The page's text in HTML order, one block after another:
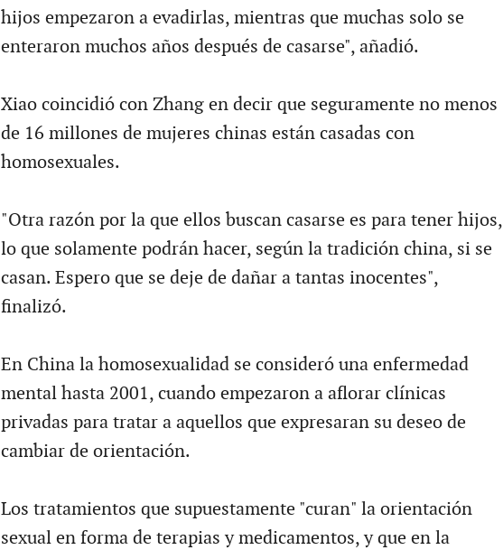
hijos empezaron a evadirlas, mientras que muchas solo se
enteraron muchos años después de casarse", añadió.
Xiao coincidió con Zhang en decir que seguramente no menos
de 16 millones de mujeres chinas están casadas con
homosexuales.
"Otra razón por la que ellos buscan casarse es para tener hijos,
lo que solamente podrán hacer, según la tradición china, si se
casan. Espero que se deje de dañar a tantas inocentes",
finalizó.
En China la homosexualidad se consideró una enfermedad
mental hasta 2001, cuando empezaron a aflorar clínicas
privadas para tratar a aquellos que expresaran su deseo de
cambiar de orientación.
Los tratamientos que supuestamente "curan" la orientación
sexual en forma de terapias y medicamentos, y que en la